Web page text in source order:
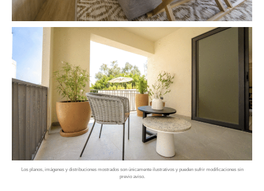
Los planos, imágenes y distribuciones mostrados son únicamente ilustrativos y pueden sufrir modificaciones sin
previo aviso.